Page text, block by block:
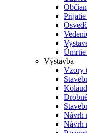
Úmrtie
Výstavba
Vzory
Návrh
Návrh